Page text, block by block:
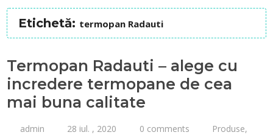
Etichetă: termopan Radauti
Termopan Radauti – alege cu
incredere termopane de cea
mai buna calitate
admin 28 iul. , 2020 0 comments Produse,